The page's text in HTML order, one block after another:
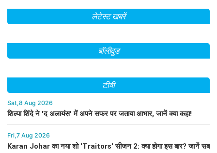
लेटेस्ट खबरें
बॉलीवुड
टीवी
Sat,8 Aug 2026
शिल्पा शिंदे ने 'द अलायंस' में अपने सफर पर जताया आभार, जानें क्या कहा!
Fri,7 Aug 2026
Karan Johar का नया शो 'Traitors' सीजन 2: क्या होगा इस बार? जानें सब